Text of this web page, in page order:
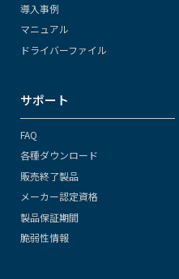
導入事例
マニュアル
ドライバーファイル
サポート
FAQ
各種ダウンロード
販売終了製品
メーカー認定資格
製品保証期間
脆弱性情報